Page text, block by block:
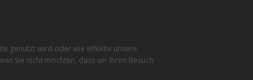
genutzt wird oder wie effektiv unsere
Sie nicht möchten, dass wir Ihren Besuch